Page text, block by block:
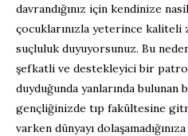
davrandığınız için kendinize
çocuklarınızla yeterince
suçluluk duyuyorsunuz. Bu
şefkatli ve destekleyici bir
duyduğunda yanlarında bulunan
gençliğinizde tıp fakültesine
varken dünyayı